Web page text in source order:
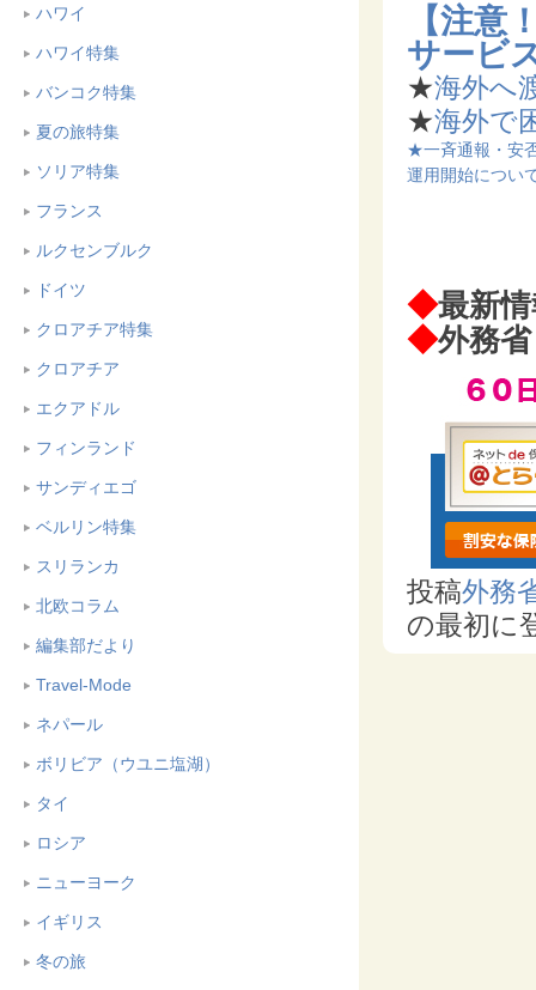
ハワイ
ハワイ特集
バンコク特集
夏の旅特集
ソリア特集
フランス
ルクセンブルク
ドイツ
クロアチア特集
クロアチア
エクアドル
フィンランド
サンディエゴ
ベルリン特集
スリランカ
北欧コラム
編集部だより
Travel-Mode
ネパール
ボリビア（ウユニ塩湖）
タイ
ロシア
ニューヨーク
イギリス
冬の旅
【注
サービ
★海外へ
★海外で
★一斉通報・安
運用開始につい
◆最新
◆外務
投稿外務
の最初に